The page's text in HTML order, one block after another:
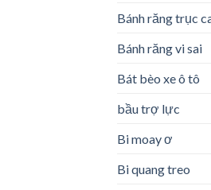
Bánh răng trục
Bánh răng vi sai
Bát bèo xe ô tô
bầu trợ lực
Bi moay ơ
Bi quang treo